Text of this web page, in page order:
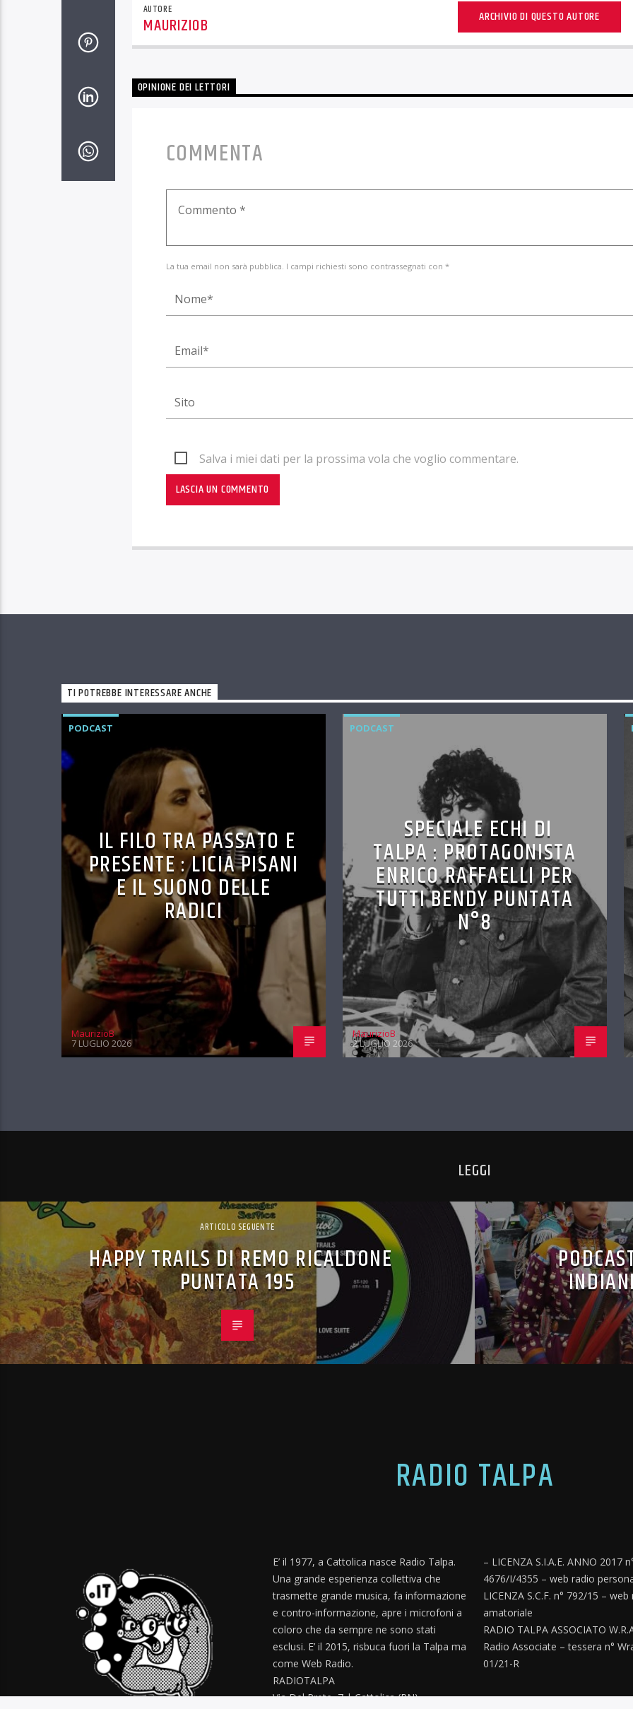
AUTORE
MAURIZIOB ARCHIVIO DI QUESTO AUTORE
OPINIONE DEI LETTORI
COMMENTA
La tua email non sarà pubblica. I campi richiesti sono contrassegnati con *
Salva i miei dati per la prossima vola che voglio commentare.
TI POTREBBE INTERESSARE ANCHE
PODCAST
IL FILO TRA PASSATO E
PRESENTE : LICIA PISANI
E IL SUONO DELLE
RADICI
MaurizioB
7 LUGLIO 2026
PODCAST
SPECIALE ECHI DI
TALPA : PROTAGONISTA
ENRICO RAFFAELLI PER
TUTTI BENDY PUNTATA
N°8
MaurizioB
2 LUGLIO 2026
LEGGI
ARTICOLO SEGUENTE
HAPPY TRAILS DI REMO RICALDONE
PUNTATA 195
RADIO TALPA
E’ il 1977, a Cattolica nasce Radio Talpa.
Una grande esperienza collettiva che
trasmette grande musica, fa informazione
e contro-informazione, apre i microfoni a
coloro che da sempre ne sono stati
esclusi. E’ il 2015, risbuca fuori la Talpa ma
come Web Radio.
RADIOTALPA
Via Del Prete, 7 | Cattolica (RN)
– LICENZA S.I.A.E. ANNO 2017
4676/I/4355 – web radio
LICENZA S.C.F. n° 792/15 – web
amatoriale
RADIO TALPA ASSOCIATO
Radio Associate – tessera n°
01/21-R